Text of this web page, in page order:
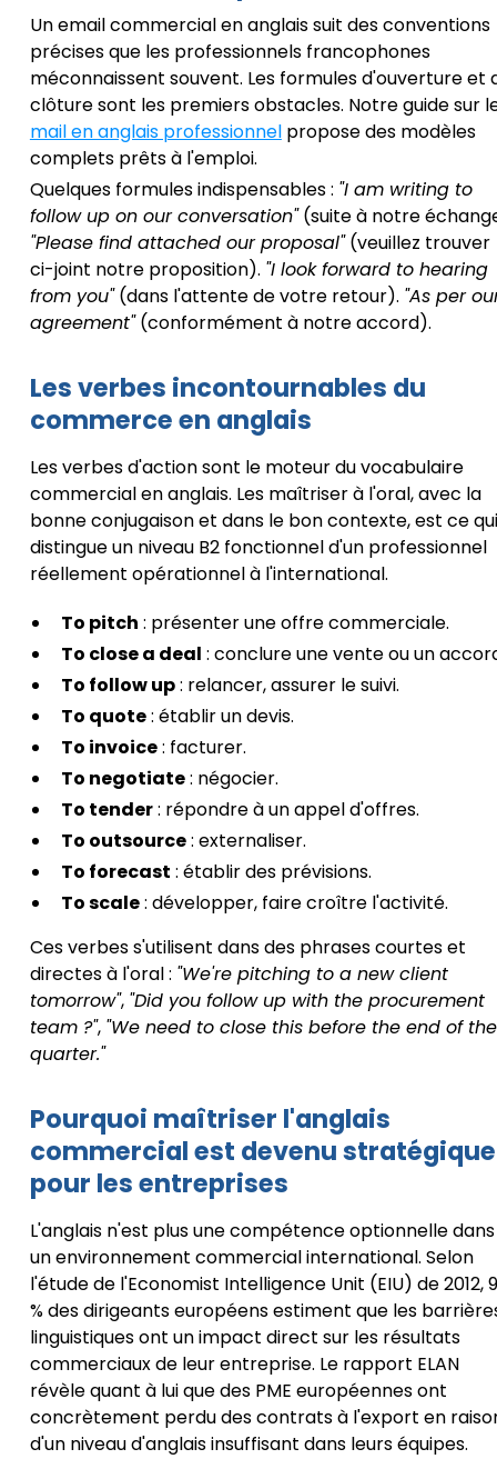
Un email commercial en anglais suit des conventions
précises que les professionnels francophones
méconnaissent souvent. Les formules d'ouverture et
clôture sont les premiers obstacles. Notre guide sur
mail en anglais professionnelpropose des modèles
complets prêts à l'emploi.
Quelques formules indispensables : "I am writing to
follow up on our conversation"(suite à notre
"Please find attached our proposal"(veuillez trouver
ci-joint notre proposition). "I look forward to hearing
from you"(dans l'attente de votre retour). "As per
agreement"(conformément à notre accord).
Les verbes incontournables du
commerce en anglais
Les verbes d'action sont le moteur du vocabulaire
commercial en anglais. Les maîtriser à l'oral, avec la
bonne conjugaison et dans le bon contexte, est ce qui
distingue un niveau B2 fonctionnel d'un professionnel
réellement opérationnel à l'international.
To pitch : présenter une offre commerciale.
To close a deal : conclure une vente ou un
To follow up: relancer, assurer le suivi.
To quote: établir un devis.
To invoice: facturer.
To negotiate: négocier.
To tender: répondre à un appel d'offres.
To outsource: externaliser.
To forecast : établir des prévisions.
To scale: développer, faire croître l'activité.
Ces verbes s'utilisent dans des phrases courtes et
directes à l'oral : "We're pitching to a new client
tomorrow", "Did you follow up with the procurement
team ?", "We need to close this before the end of the
quarter."
Pourquoi maîtriser l'anglais
commercial est devenu stratégique
pour les entreprises
L'anglais n'est plus une compétence optionnelle dans
un environnement commercial international. Selon
l'étude de l'Economist Intelligence Unit (EIU) de 2012,
% des dirigeants européens estiment que les
linguistiques ont un impact direct sur les résultats
commerciaux de leur entreprise. Le rapport ELAN
révèle quant à lui que des PME européennes ont
concrètement perdu des contrats à l'export en
d'un niveau d'anglais insuffisant dans leurs équipes.